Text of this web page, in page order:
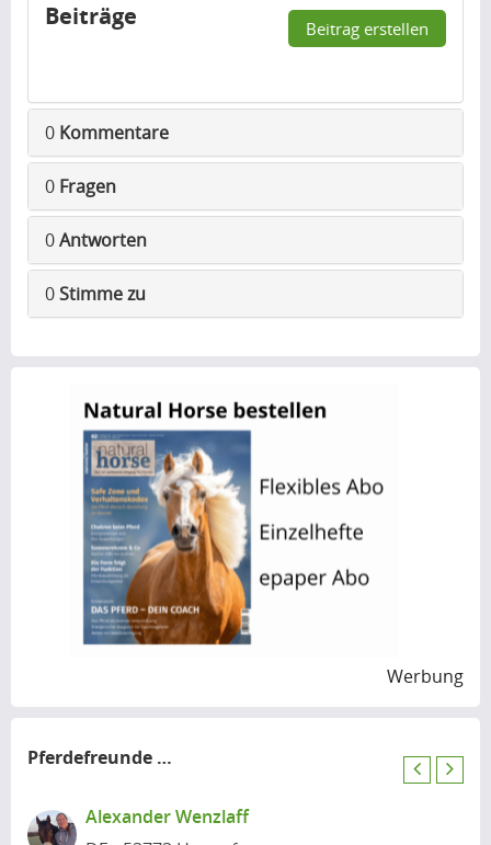
Beiträge Beitrag erstellen
0 Kommentare
0 Fragen
0Antworten
0Stimme zu
Werbung
Pferdefreunde
in der Nähe
Alexander Wenzlaff
P
N